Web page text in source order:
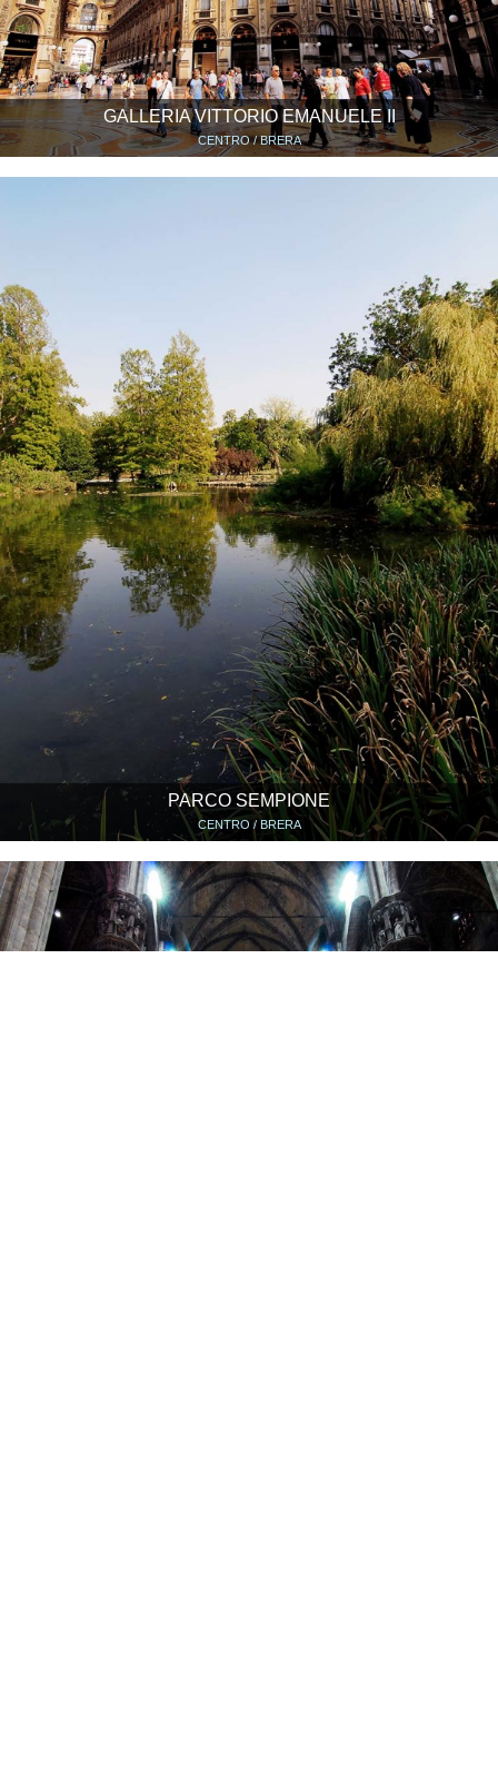
GALLERIA VITTORIO EMANUELE II
CENTRO / BRERA
PARCO SEMPIONE
CENTRO / BRERA